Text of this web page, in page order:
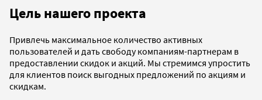
Цель нашего проекта
Привлечь максимальное количество активных
пользователей и дать свободу компаниям-партнерам в
предоставлении скидок и акций. Мы стремимся упростить
для клиентов поиск выгодных предложений по акциям и
скидкам.